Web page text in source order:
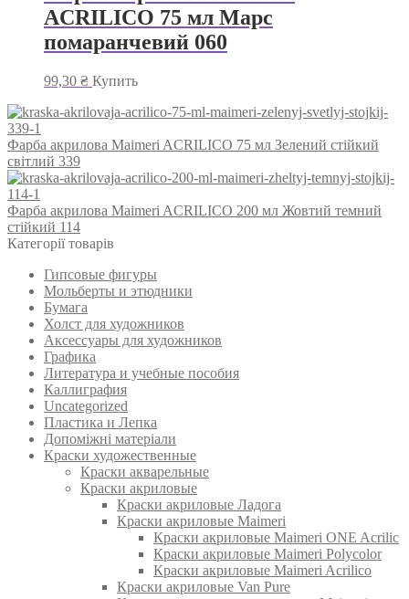
ACRILICO 75 мл Марс
помаранчевий 060
99,30 ₴ Купить
Фарба акрилова Maimeri ACRILICO 75 мл Зелений стійкий
світлий 339
Фарба акрилова Maimeri ACRILICO 200 мл Жовтий темний
стійкий 114
Категорії товарів
Гипсовые фигуры
Мольберты и этюдники
Бумага
Холст для художников
Аксессуары для художников
Графика
Литература и учебные пособия
Каллиграфия
Uncategorized
Пластика и Лепка
Допоміжні матеріали
Краски художественные
Краски акварельные
Краски акриловые
Краски акриловые Ладога
Краски акриловые Maimeri
Краски акриловые Maimeri ONE Acrilic
Краски акриловые Maimeri Polycolor
Краски акриловые Maimeri Acrilico
Краски акриловые Van Pure